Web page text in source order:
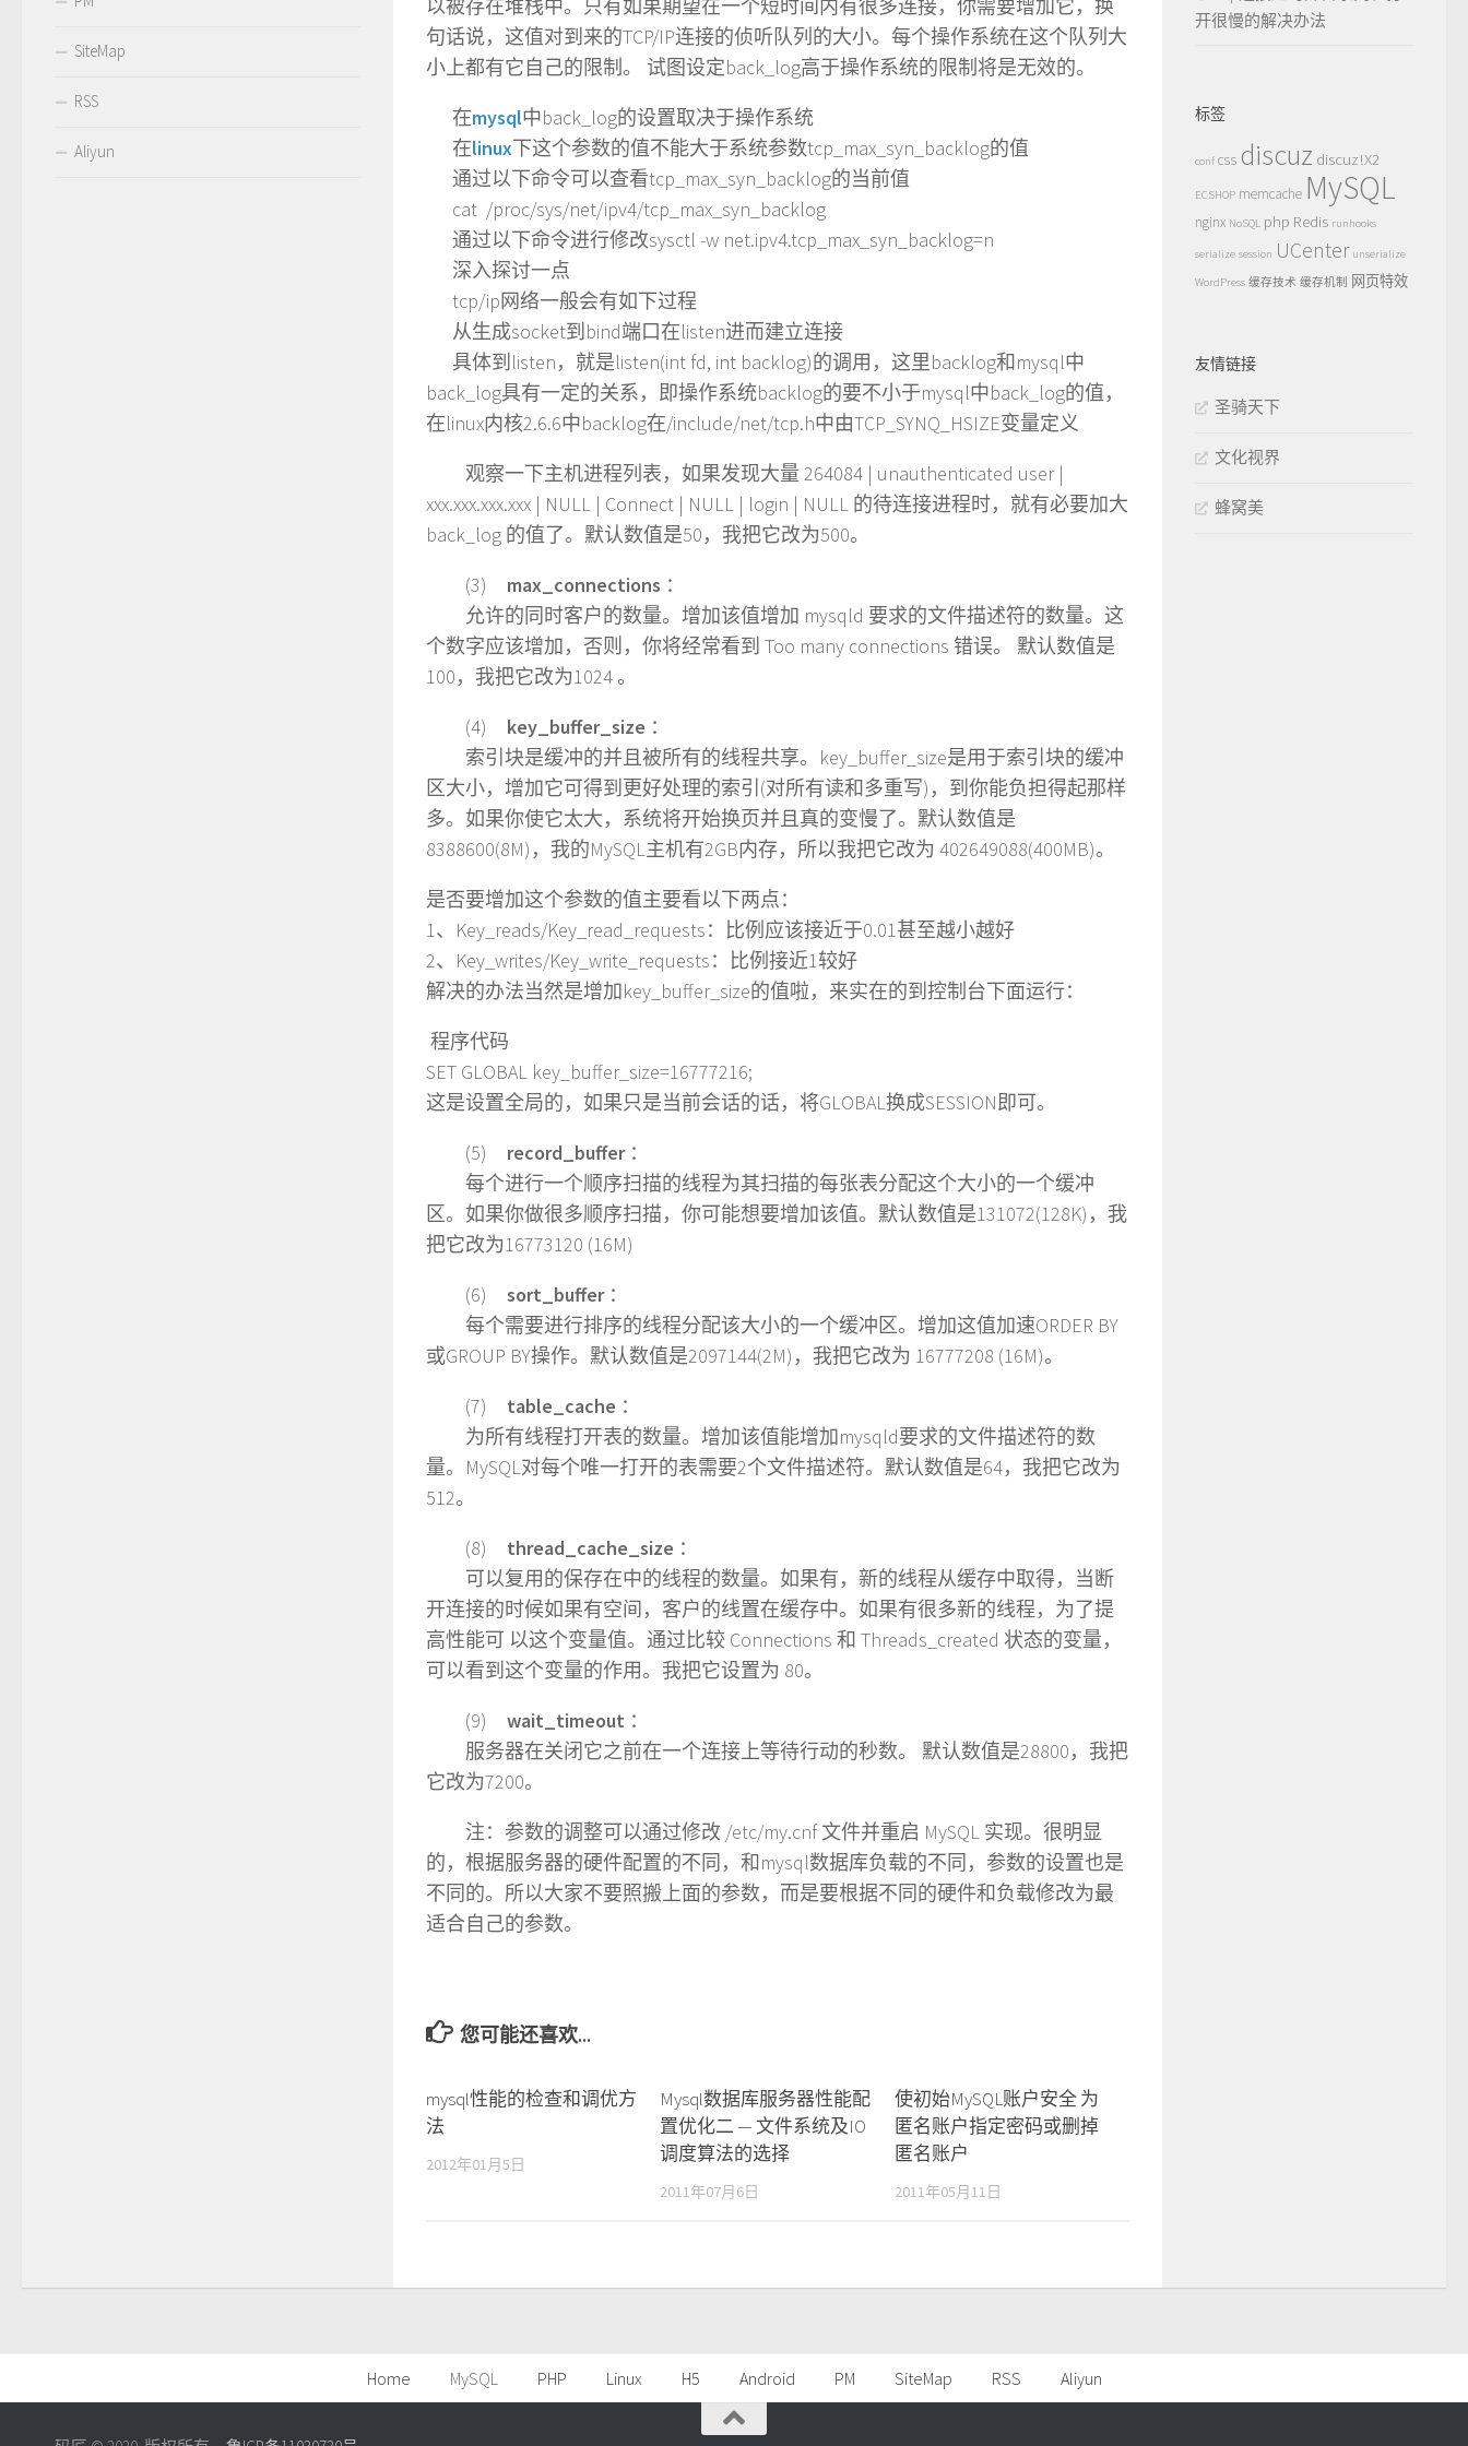
以被存在堆栈中。只有如果期望在一个短时间内有很多连接，你需要增加它，换
句话说，这值对到来的TCP/IP连接的侦听队列的大小。每个操作系统在这个队列大
小上都有它自己的限制。 试图设定back_log高于操作系统的限制将是无效的。
在mysql中back_log的设置取决于操作系统
在linux下这个参数的值不能大于系统参数tcp_max_syn_backlog的值
通过以下命令可以查看tcp_max_syn_backlog的当前值
cat /proc/sys/net/ipv4/tcp_max_syn_backlog
通过以下命令进行修改sysctl -w net.ipv4.tcp_max_syn_backlog=n
深入探讨一点
tcp/ip网络一般会有如下过程
从生成socket到bind端口在listen进而建立连接
具体到listen，就是listen(int fd, int backlog)的调用，这里backlog和mysql中
back_log具有一定的关系，即操作系统backlog的要不小于mysql中back_log的值，
在linux内核2.6.6中backlog在/include/net/tcp.h中由TCP_SYNQ_HSIZE变量定义
观察一下主机进程列表，如果发现大量 264084 | unauthenticated user |
xxx.xxx.xxx.xxx | NULL | Connect | NULL | login | NULL 的待连接进程时，就有必要加大
back_log 的值了。默认数值是50，我把它改为500。
(3) max_connections ：
允许的同时客户的数量。增加该值增加 mysqld 要求的文件描述符的数量。这
个数字应该增加，否则，你将经常看到 Too many connections 错误。 默认数值是
100，我把它改为1024 。
(4) key_buffer_size ：
索引块是缓冲的并且被所有的线程共享。key_buffer_size是用于索引块的缓冲
区大小，增加它可得到更好处理的索引(对所有读和多重写)，到你能负担得起那样
多。如果你使它太大，系统将开始换页并且真的变慢了。默认数值是
8388600(8M)，我的MySQL主机有2GB内存，所以我把它改为 402649088(400MB)。
是否要增加这个参数的值主要看以下两点：
1、Key_reads/Key_read_requests：比例应该接近于0.01甚至越小越好
2、Key_writes/Key_write_requests：比例接近1较好
解决的办法当然是增加key_buffer_size的值啦，来实在的到控制台下面运行：
程序代码
SET GLOBAL key_buffer_size=16777216;
这是设置全局的，如果只是当前会话的话，将GLOBAL换成SESSION即可。
(5) record_buffer：
每个进行一个顺序扫描的线程为其扫描的每张表分配这个大小的一个缓冲
区。如果你做很多顺序扫描，你可能想要增加该值。默认数值是131072(128K)，我
把它改为16773120 (16M)
(6) sort_buffer：
每个需要进行排序的线程分配该大小的一个缓冲区。增加这值加速ORDER BY
或GROUP BY操作。默认数值是2097144(2M)，我把它改为 16777208 (16M)。
(7) table_cache ：
为所有线程打开表的数量。增加该值能增加mysqld要求的文件描述符的数
量。MySQL对每个唯一打开的表需要2个文件描述符。默认数值是64，我把它改为
512。
(8) thread_cache_size ：
可以复用的保存在中的线程的数量。如果有，新的线程从缓存中取得，当断
开连接的时候如果有空间，客户的线置在缓存中。如果有很多新的线程，为了提
高性能可 以这个变量值。通过比较 Connections 和 Threads_created 状态的变量，
可以看到这个变量的作用。我把它设置为 80。
(9) wait_timeout ：
服务器在关闭它之前在一个连接上等待行动的秒数。 默认数值是28800，我把
它改为7200。
注：参数的调整可以通过修改 /etc/my.cnf 文件并重启 MySQL 实现。很明显
的，根据服务器的硬件配置的不同，和mysql数据库负载的不同，参数的设置也是
不同的。所以大家不要照搬上面的参数，而是要根据不同的硬件和负载修改为最
适合自己的参数。
您可能还喜欢...
mysql性能的检查和调优方
法
2012年01月5日
Mysql数据库服务器性能配
置优化二 — 文件系统及IO
调度算法的选择
2011年07月6日
使初始MySQL账户安全 为
匿名账户指定密码或删掉
匿名账户
2011年05月11日
SiteMap
RSS
Aliyun
开很慢的解决办法
标签
conf css discuz discuz!X2
ECSHOP memcache MySQL
nginx NoSQL php Redis runhooks
serialize session UCenter unserialize
WordPress 缓存技术 缓存机制 网页特效
友情链接
圣骑天下
文化视界
蜂窝美
Home MySQL PHP Linux H5 Android PM SiteMap RSS Aliyun